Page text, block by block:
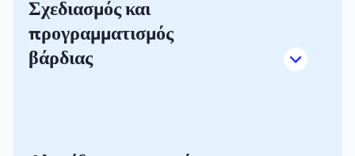
Σχεδιασμός και
προγραμματισμός
βάρδιας